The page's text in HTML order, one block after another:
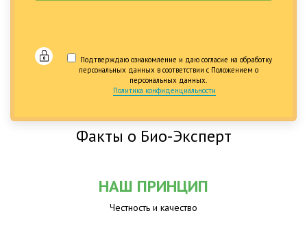
Подтверждаю ознакомление и даю согласие на обработку
персональных данных в соответствии с Положением о
персональных данных.
Политика конфиденциальности
Факты о Био-Эксперт
НАШ ПРИНЦИП
Честность и качество